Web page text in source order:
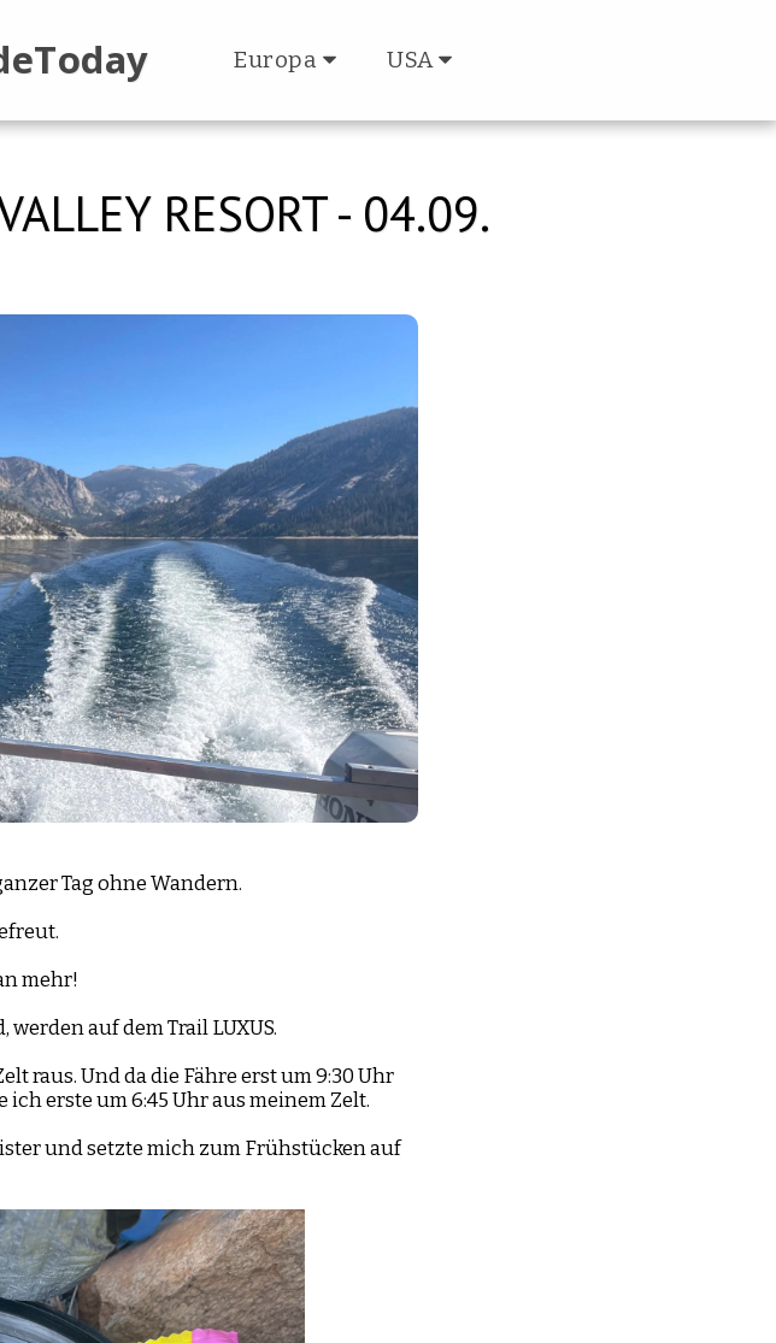
Europa USA
RESORT - 04.09.
Tag ohne Wandern.
mehr!
auf dem Trail LUXUS.
raus. Und da die Fähre erst um 9:30 Uhr
erste um 6:45 Uhr aus meinem Zelt.
und setzte mich zum Frühstücken auf